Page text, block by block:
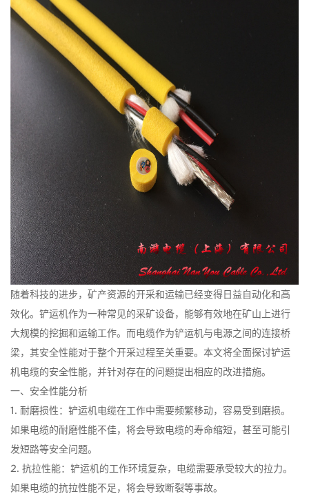
随着科技的进步，矿产资源的开采和运输已经变得日益自动化和高
效化。铲运机作为一种常见的采矿设备，能够有效地在矿山上进行
大规模的挖掘和运输工作。而电缆作为铲运机与电源之间的连接桥
梁，其安全性能对于整个开采过程至关重要。本文将全面探讨铲运
机电缆的安全性能，并针对存在的问题提出相应的改进措施。
一、安全性能分析
1. 耐磨损性：铲运机电缆在工作中需要频繁移动，容易受到磨损。
如果电缆的耐磨性能不佳，将会导致电缆的寿命缩短，甚至可能引
发短路等安全问题。
2. 抗拉性能：铲运机的工作环境复杂，电缆需要承受较大的拉力。
如果电缆的抗拉性能不足，将会导致断裂等事故。